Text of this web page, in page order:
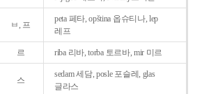
ㅂ, 프
peta 페타, opština 옵슈티나, lep
레프
르 riba 리바, torba 토르바, mir 미르
스
sedam 세담, posle 포슬레, glas
글라스